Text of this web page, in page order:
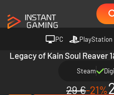
PC PlayStation
Legacy of Kain Soul Reaver
Steam
29 €-21%